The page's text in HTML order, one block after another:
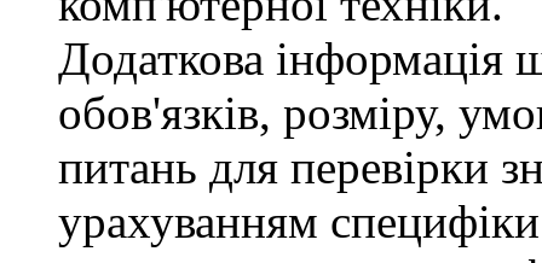
Додаткова інформація
обов'язків, розміру,
питань для перевірки
урахуванням